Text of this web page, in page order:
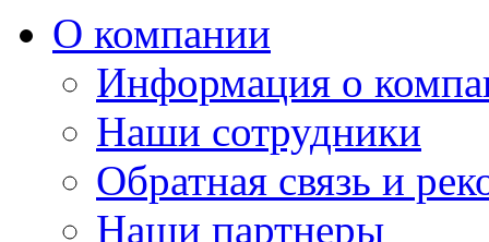
О компании
Информация о
Наши сотрудники
Обратная связь и
Наши партнеры